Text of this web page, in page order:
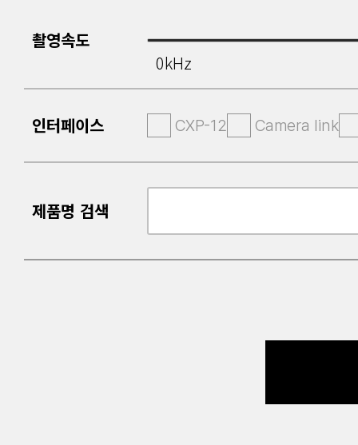
촬영속도
0kHz
인터페이스 CXP-12 Camera link
제품명 검색